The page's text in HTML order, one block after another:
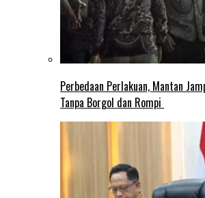
Perbedaan Perlakuan, Mantan
Tanpa Borgol dan Rompi